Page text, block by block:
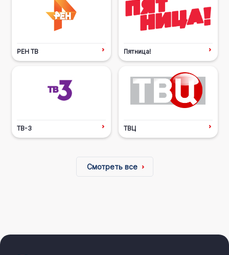
РЕН ТВ Пятница!
ТВ-3 ТВЦ
Смотреть все